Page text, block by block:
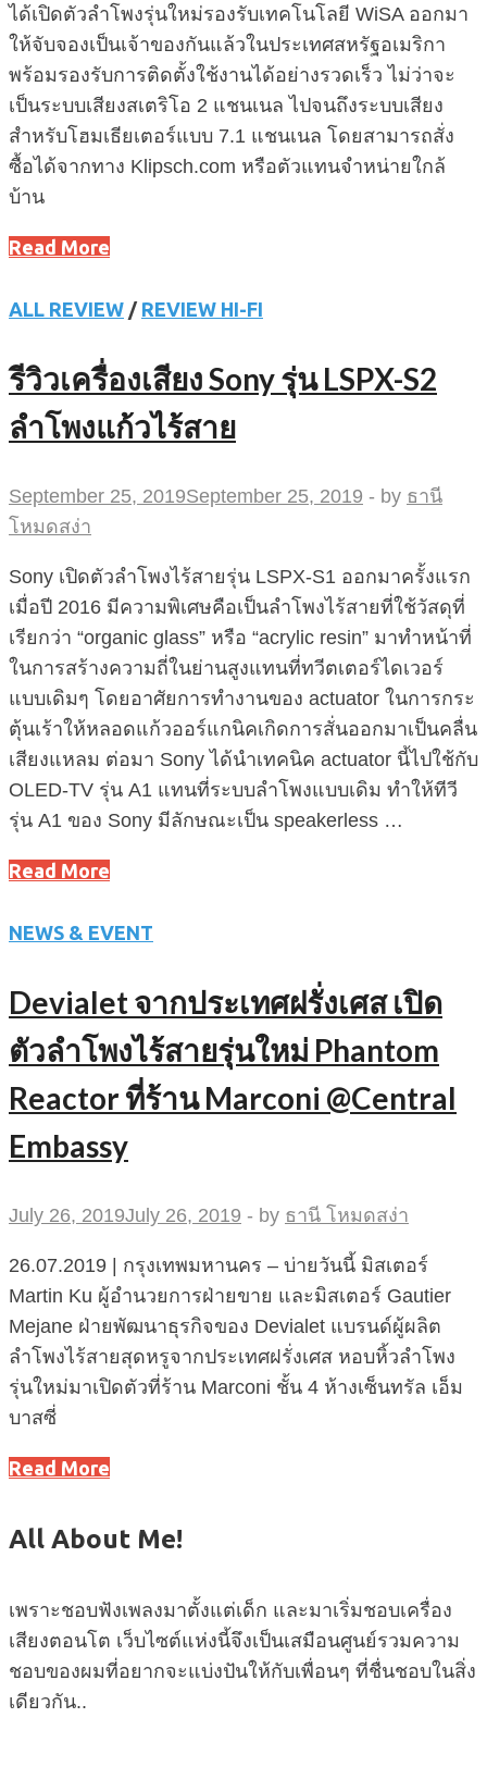
ได้เปิดตัวลำโพงรุ่นใหม่รองรับเทคโนโลยี WiSA ออกมา
ให้จับจองเป็นเจ้าของกันแล้วในประเทศสหรัฐอเมริกา
พร้อมรองรับการติดตั้งใช้งานได้อย่างรวดเร็ว ไม่ว่าจะ
เป็นระบบเสียงสเตริโอ 2 แชนเนล ไปจนถึงระบบเสียง
สำหรับโฮมเธียเตอร์แบบ 7.1 แชนเนล โดยสามารถสั่ง
ซื้อได้จากทาง Klipsch.com หรือตัวแทนจำหน่ายใกล้
บ้าน
Read More
ALL REVIEW / REVIEW HI-FI
รีวิวเครื่องเสียง Sony รุ่น LSPX-S2
ลำโพงแก้วไร้สาย
September 25, 2019September 25, 2019 - by ธานี
โหมดสง่า
Sony เปิดตัวลำโพงไร้สายรุ่น LSPX-S1 ออกมาครั้งแรก
เมื่อปี 2016 มีความพิเศษคือเป็นลำโพงไร้สายที่ใช้วัสดุที่
เรียกว่า “organic glass” หรือ “acrylic resin” มาทำหน้าที่
ในการสร้างความถี่ในย่านสูงแทนที่ทวีตเตอร์ไดเวอร์
แบบเดิมๆ โดยอาศัยการทำงานของ actuator ในการกระ
ตุ้นเร้าให้หลอดแก้วออร์แกนิคเกิดการสั่นออกมาเป็นคลื่น
เสียงแหลม ต่อมา Sony ได้นำเทคนิค actuator นี้ไปใช้กับ
OLED-TV รุ่น A1 แทนที่ระบบลำโพงแบบเดิม ทำให้ทีวี
รุ่น A1 ของ Sony มีลักษณะเป็น speakerless …
Read More
NEWS & EVENT
Devialet จากประเทศฝรั่งเศส เปิด
ตัวลำโพงไร้สายรุ่นใหม่ Phantom
Reactor ที่ร้าน Marconi @Central
Embassy
July 26, 2019July 26, 2019 - by ธานี โหมดสง่า
26.07.2019 | กรุงเทพมหานคร – บ่ายวันนี้ มิสเตอร์
Martin Ku ผู้อำนวยการฝ่ายขาย และมิสเตอร์ Gautier
Mejane ฝ่ายพัฒนาธุรกิจของ Devialet แบรนด์ผู้ผลิต
ลำโพงไร้สายสุดหรูจากประเทศฝรั่งเศส หอบหิ้วลำโพง
รุ่นใหม่มาเปิดตัวที่ร้าน Marconi ชั้น 4 ห้างเซ็นทรัล เอ็ม
บาสซี่
Read More
All About Me!
เพราะชอบฟังเพลงมาตั้งแต่เด็ก และมาเริ่มชอบเครื่อง
เสียงตอนโต เว็บไซต์แห่งนี้จึงเป็นเสมือนศูนย์รวมความ
ชอบของผมที่อยากจะแบ่งปันให้กับเพื่อนๆ ที่ชื่นชอบในสิ่ง
เดียวกัน..